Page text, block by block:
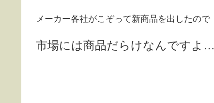
メーカー各社がこぞって新商品を出したので
市場には商品だらけなんですよ…